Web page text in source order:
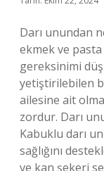
Darı unundan
ekmek ve pasta
gereksinimi
yetiştirilebilen
ailesine ait
zordur. Darı
Kabuklu darı
sağlığını
ve kan şekeri